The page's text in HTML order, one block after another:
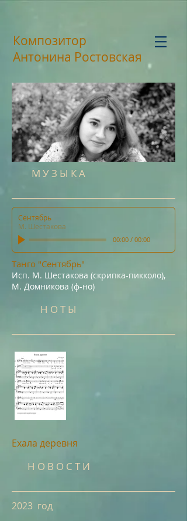
Композитор
Антонина Ростовская
М У З Ы К А
Сентябрь
М. Шестакова
00:00 / 00:00
Танго "Сентябрь"
Исп. М. Шестакова (скрипка-пикколо),
М. Домникова (ф-но)
Н О Т Ы
Ехала деревня
Н О В О С Т И
2023 год